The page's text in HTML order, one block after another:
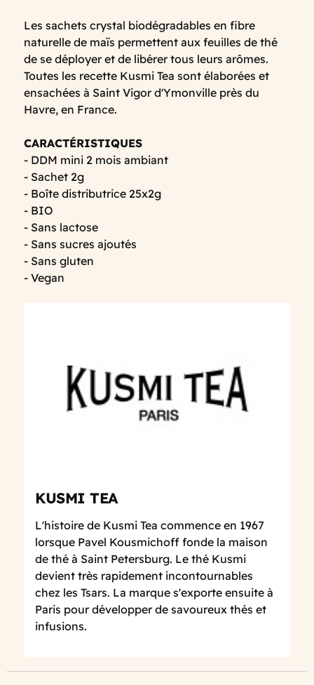
Les sachets crystal biodégradables en fibre
naturelle de maïs permettent aux feuilles de thé
de se déployer et de libérer tous leurs arômes.
Toutes les recette Kusmi Tea sont élaborées et
ensachées à Saint Vigor d'Ymonville près du
Havre, en France.
CARACTÉRISTIQUES
- DDM mini 2 mois ambiant
- Sachet 2g
- Boîte distributrice 25x2g
- BIO
- Sans lactose
- Sans sucres ajoutés
- Sans gluten
- Vegan
KUSMI TEA
L'histoire de Kusmi Tea commence en 1967
lorsque Pavel Kousmichoff fonde la maison
de thé à Saint Petersburg. Le thé Kusmi
devient très rapidement incontournables
chez les Tsars. La marque s'exporte ensuite à
Paris pour développer de savoureux thés et
infusions.